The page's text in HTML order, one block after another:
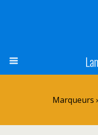
Marqueurs